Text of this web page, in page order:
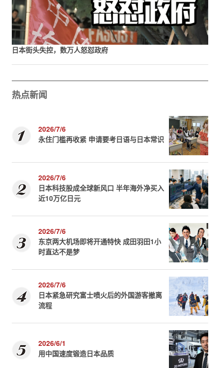
日本街头失控，数万人怒怼政府
热点新闻
2026/7/6
永住门槛再收紧 申请要考日语与日本常识
2026/7/6
日本科技股成全球新风口 半年海外净买入
近10万亿日元
2026/7/6
东京两大机场即将开通特快 成田羽田1小
时直达不是梦
2026/7/6
日本紧急研究富士喷火后的外国游客撤离
流程
2026/6/1
用中国速度锻造日本品质